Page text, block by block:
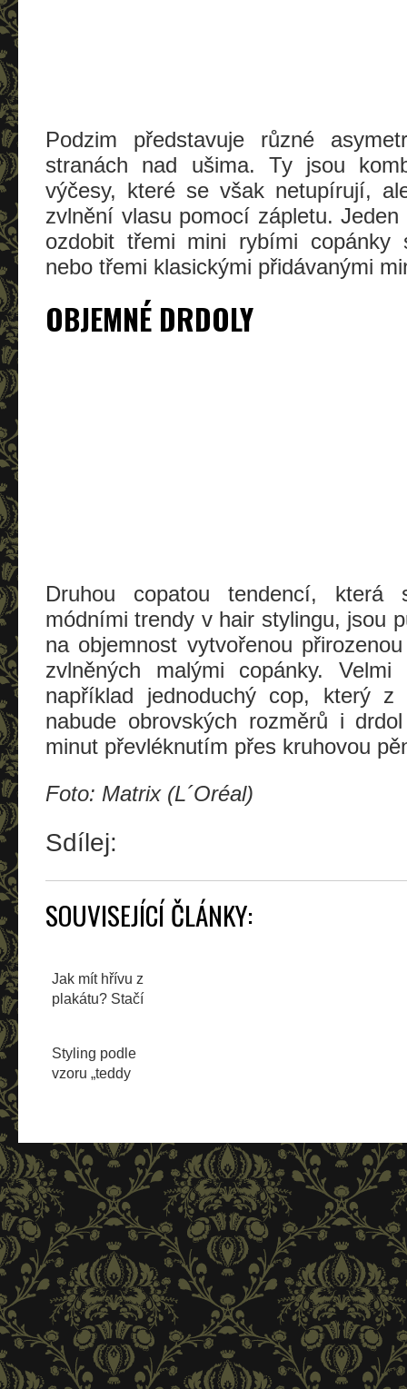
Podzim představuje různé
stranách nad ušima. Ty jsou
výčesy, které se však netupírují,
zvlnění vlasu pomocí zápletu.
ozdobit třemi mini rybími copánky
nebo třemi klasickými přidávanými
OBJEMNÉ DRDOLY
Druhou copatou tendencí,
módními trendy v hair stylingu, jsou
na objemnost vytvořenou
zvlněných malými copánky.
například jednoduchý cop, který z
nabude obrovských rozměrů i
minut převléknutím přes kruhovou
Foto: Matrix (L´Oréal)
Sdílej:
SOUVISEJÍCÍ ČLÁNKY:
Jak mít hřívu z
plakátu? Stačí
Styling podle
vzoru „teddy